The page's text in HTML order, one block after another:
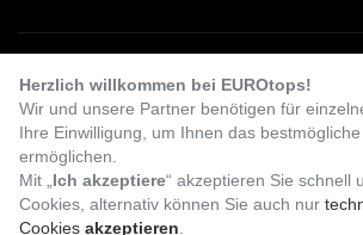
Vorkasse Rechnung
Herzlich willkommen bei EUROtops!
Wir und unsere Partner benötigen für
Ihre Einwilligung, um Ihnen das
ermöglichen.
Mit „ Ich akzeptiere“ akzeptieren Sie schnell
Cookies, alternativ können Sie auch nur
Cookies akzeptieren